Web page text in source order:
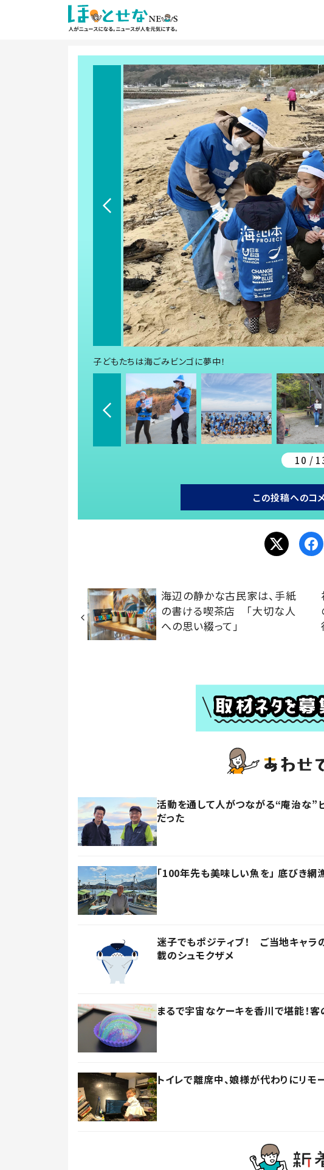
子どもたちは海ごみビンゴに夢中！
10 /
この投稿へのコ
海辺の静かな古民家は、手紙
の書ける喫茶店 「大切な人
への思い綴って」
活動を通して人がつながる“庵治な
だった
「100年先も美味しい魚を」 底びき網
迷子でもポジティブ！ ご当地キャラ
載のシュモクザメ
まるで宇宙なケーキを香川で堪能！客
トイレで離席中、娘様が代わりにリ